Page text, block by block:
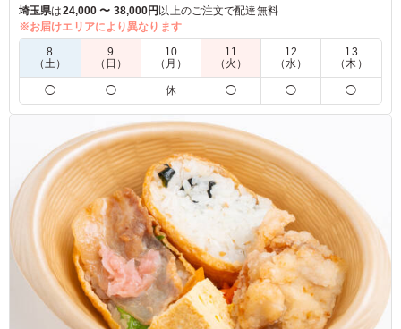
ご飯が進みすぎても足りなくなる心配はありません！
他店では真似できない圧倒的なボリュームとコスパをぜひ一度
味わってください。
※極みからあげのソースを「自家製タルタルソース」・「のり
塩スパイス」・「ヤンニョムソース」からお選びいただけま
す。下のプルダウンより選択してください。
5.0 株式会社東京コンサートシステム
こんなおいしいお弁当は初めてです。スタッフ大満足。
ご利用シーン： ロケ・撮影›
収録
東京都新宿区西新宿2023/10/10
埼玉県は24,000 〜 38,000円 以上のご注文で配達無料
※お届けエリアにより異なります
8
（土）
9
（日）
10
（月）
11
（火）
12
（水）
13
（木）
◯ ◯ 休 ◯ ◯ ◯